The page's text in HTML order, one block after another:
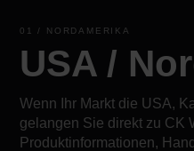
01 / NORDAMERIKA
USA /
Wenn Ihr Markt die USA,
gelangen Sie direkt zu CK
Produktinformationen,